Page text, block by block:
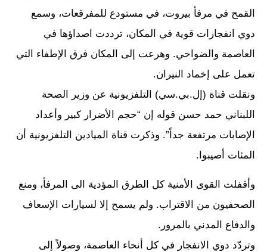
القمح في مرفأ بيروت، في مستودع للمفرقعات، وسمع
دوي انفجارات قوية في المكان، ترددت اصداؤها في
العاصمة والضواحي. وهرعت إلى المكان فرق الإطفاء التي
تعمل على إخماد النيران.
ونقلت قناة (إل.بي.سي) التلفزيونية عن وزير الصحة
اللبناني حمد حسن قوله إن “حجم الأضرار كبير وأعداد
الإصابات مرتفعة جداً”. وذكرت قناة الميادين التلفزيونية أن
المئات أصيبوا.
وأقفلت القوى الأمنية كل الطرق المؤدية الى المرفأ، ومنع
الصحفيون من الاقتراب. ولم يسمح إلا لسيارات الإسعاف
والدفاع المدني بالمرور.
وتردّد دوي الانفجار في كل أنحاء العاصمة، وصولاً إلى